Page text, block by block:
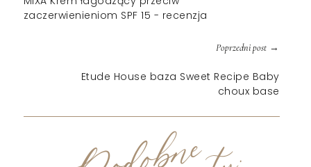
zaczerwienieniom SPF 15 - recenzja
Poprzedni post→
Etude House baza Sweet Recipe Baby
choux base